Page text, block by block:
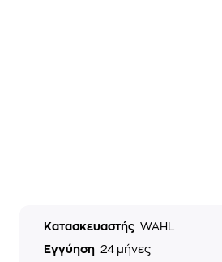
Κατασκευαστής WAHL
Εγγύηση 24 μήνες